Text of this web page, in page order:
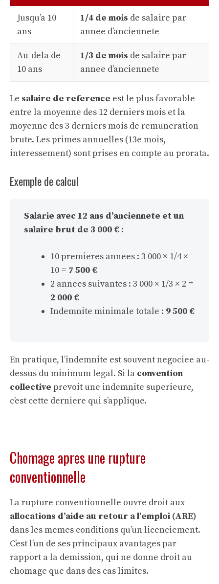
Jusqu’a 10
ans
1/4 de mois de salaire par
annee d’anciennete
Au-dela de
10 ans
1/3 de mois de salaire par
annee d’anciennete
Le salaire de reference est le plus favorable
entre la moyenne des 12 derniers mois et la
moyenne des 3 derniers mois de remuneration
brute. Les primes annuelles (13e mois,
interessement) sont prises en compte au prorata.
Exemple de calcul
Salarie avec 12 ans d’anciennete et un
salaire brut de 3 000 € :
10 premieres annees : 3 000 × 1/4 ×
10 = 7 500 €
2 annees suivantes : 3 000 × 1/3 × 2 =
2 000 €
Indemnite minimale totale : 9 500 €
En pratique, l’indemnite est souvent negociee au-
dessus du minimum legal. Si la convention
collective prevoit une indemnite superieure,
c’est cette derniere qui s’applique.
Chomage apres une rupture
conventionnelle
La rupture conventionnelle ouvre droit aux
allocations d’aide au retour a l’emploi (ARE)
dans les memes conditions qu’un licenciement.
C’est l’un de ses principaux avantages par
rapport a la demission, qui ne donne droit au
chomage que dans des cas limites.